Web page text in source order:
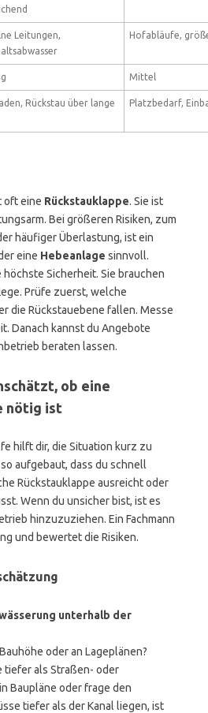
Leitungen,
Hofabläufe,
Mittel
Rückstau über lange
Platzbedarf,
oft eine Rückstauklappe. Sie ist
Bei größeren Risiken, zum
häufiger Überlastung, ist ein
eine Hebeanlage sinnvoll.
Sicherheit. Sie brauchen
Prüfe zuerst, welche
die Rückstauebene fallen. Messe
Danach kannst du Angebote
beraten lassen.
ob eine
nötig ist
hilft dir, die Situation kurz zu
aufgebaut, dass du schnell
Rückstauklappe ausreicht oder
Wenn du unsicher bist, ist es
hinzuzuziehen. Ein Fachmann
und bewertet die Risiken.
unterhalb der
oder an Lageplänen?
tiefer als Straßen- oder
Baupläne oder frage den
tiefer als der Kanal liegen, ist